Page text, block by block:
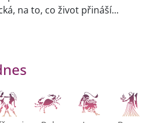
na to, co život přináší...